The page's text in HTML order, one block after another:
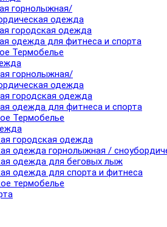
горнолыжная/
одежда
городская одежда
одежда для фитнеса и спорта
Термобелье
горнолыжная/
одежда
городская одежда
одежда для фитнеса и спорта
Термобелье
городская одежда
одежда горнолыжная /
одежда для беговых лыж
одежда для спорта и фитнеса
термобелье